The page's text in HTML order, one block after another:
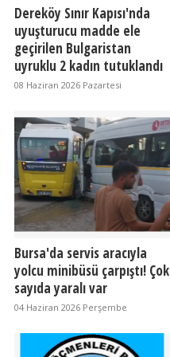
Dereköy Sınır Kapısı'nda
uyuşturucu madde ele
geçirilen Bulgaristan
uyruklu 2 kadın tutuklandı
08 Haziran 2026 Pazartesi
Bursa'da servis aracıyla
yolcu minibüsü çarpıştı! Çok
sayıda yaralı var
04 Haziran 2026 Perşembe